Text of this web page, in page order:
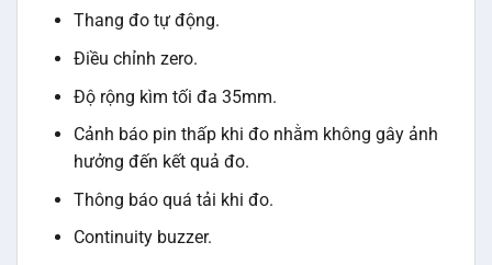
Thang đo tự động.
Điều chỉnh zero.
Độ rộng kìm tối đa 35mm.
Cảnh báo pin thấp khi đo nhằm không gây ảnh
hưởng đến kết quả đo.
Thông báo quá tải khi đo.
Continuity buzzer.